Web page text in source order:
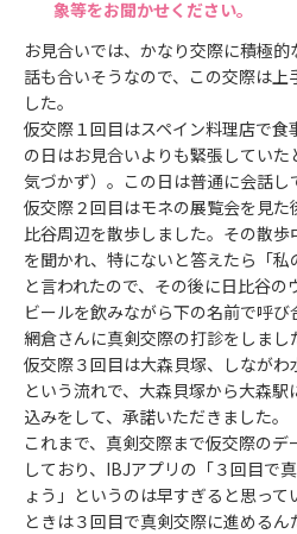
象等をお聞かせください。
お見合いでは、かなり交際に積極的
話も合いそうなので、この交際は
した。
仮交際１回目はスペイン料理店で
の日はお見合いよりも緊張してい
気づかず）。この日は普通に会話し
仮交際２回目はモネの展覧会を見
比谷周辺を散歩しました。その散
を聞かれ、特にないと答えたら「私
と言われたので、その後に日比谷の
ビールを飲みながら下の名前で呼
網倉さんに真剣交際の打診をしまし
仮交際３回目は大森貝塚、しながわ
という流れで、大森貝塚から大森
込みをして、承諾いただきました。
これまで、真剣交際まで仮交際の
しており、IBJアプリの「３回目で
ょう」というのは早すぎると思っ
ときは３回目で真剣交際に進めるん